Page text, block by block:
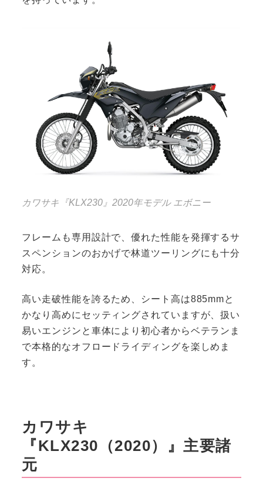
カワサキ『KLX230』2020年モデル エボニー
フレームも専用設計で、優れた性能を発揮するサ
スペンションのおかげで林道ツーリングにも十分
対応。
高い走破性能を誇るため、シート高は885mmと
かなり高めにセッティングされていますが、扱い
易いエンジンと車体により初心者からベテランま
で本格的なオフロードライディングを楽しめま
す。
カワサキ
『KLX230（2020）』主要諸
元